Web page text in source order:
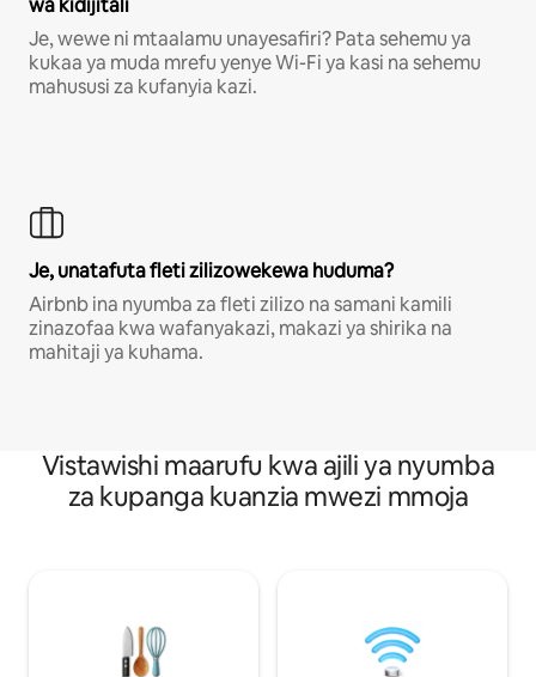
wa kidijitali
Je, wewe ni mtaalamu unayesafiri? Pata sehemu ya
kukaa ya muda mrefu yenye Wi-Fi ya kasi na sehemu
mahususi za kufanyia kazi.
Je, unatafuta fleti zilizowekewa huduma?
Airbnb ina nyumba za fleti zilizo na samani kamili
zinazofaa kwa wafanyakazi, makazi ya shirika na
mahitaji ya kuhama.
Vistawishi maarufu kwa ajili ya nyumba
za kupanga kuanzia mwezi mmoja